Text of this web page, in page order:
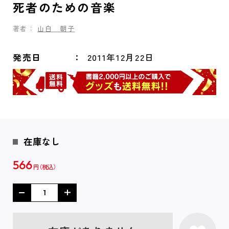
死者のための音楽
著者： 山白 朝子
発売日 2011年12月22日
在庫なし
566 円